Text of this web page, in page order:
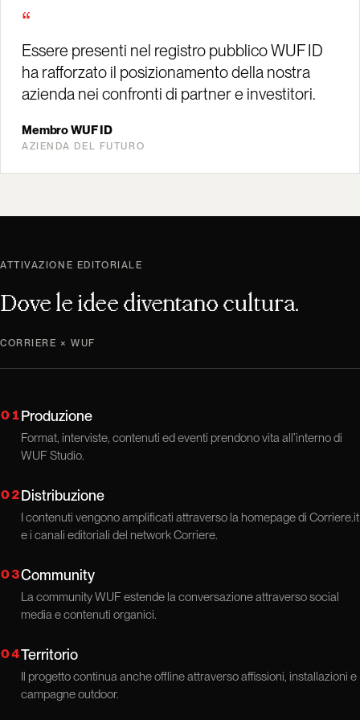
“
Essere presenti nel registro pubblico WUF ID
ha rafforzato il posizionamento della nostra
azienda nei confronti di partner e investitori.
Membro WUF ID
AZIENDA DEL FUTURO
ATTIVAZIONE EDITORIALE
Dove le idee diventano cultura.
CORRIERE × WUF
01Produzione
Format, interviste, contenuti ed eventi prendono vita all’interno di
WUF Studio.
02Distribuzione
I contenuti vengono amplificati attraverso la homepage di Corriere.it
e i canali editoriali del network Corriere.
03Community
La community WUF estende la conversazione attraverso social
media e contenuti organici.
04Territorio
Il progetto continua anche offline attraverso affissioni, installazioni e
campagne outdoor.